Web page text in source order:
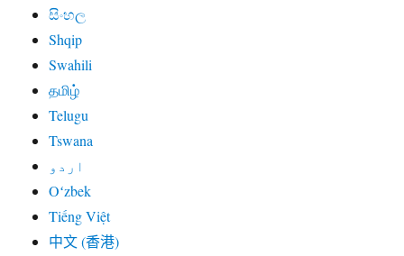
සිංහල
Shqip
Swahili
தமிழ்
Telugu
Tswana
اردو
Oʻzbek
Tiếng Việt
中文 (香港)